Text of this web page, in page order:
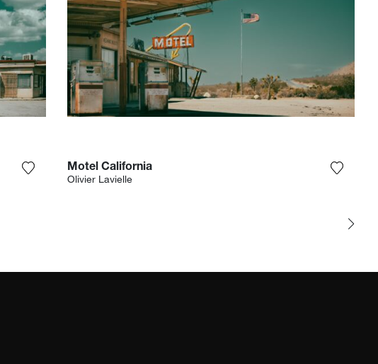
Aggiungi la fotografia alla mia lista dei desideri
Motel California
Olivier Lavielle